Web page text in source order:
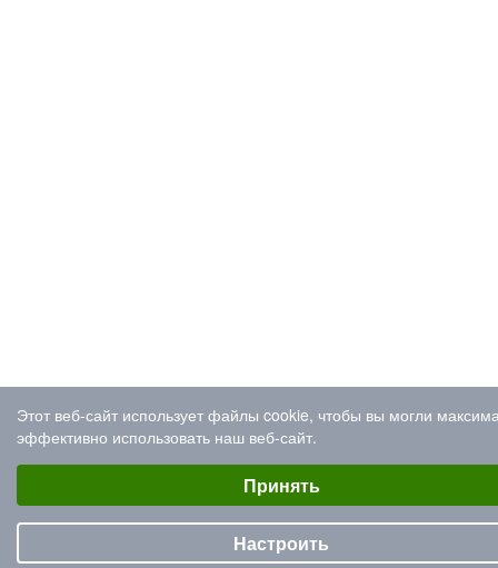
Этот веб-сайт использует файлы cookie, чтобы вы могли
эффективно использовать наш веб-сайт.
Принять
Настроить